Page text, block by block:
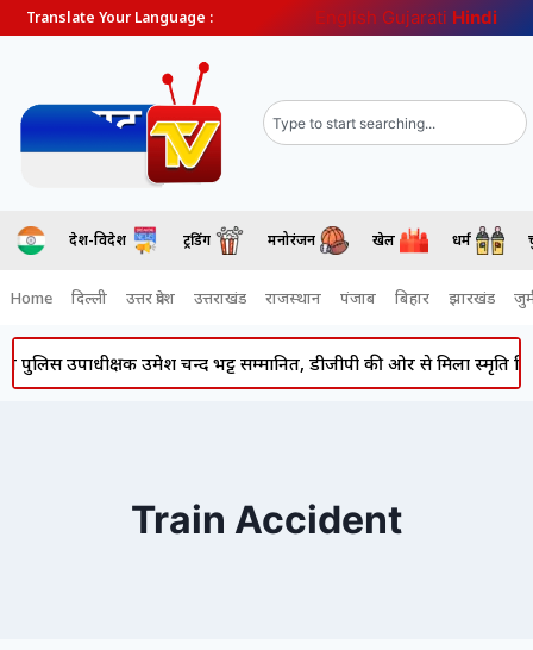
Translate Your Language : English Gujarati Hindi
देश-विदेश ट्रेंडिंग मनोरंजन खेल धर्म
Home दिल्ली उत्तर प्रदेश उत्तराखंड राजस्थान पंजाब बिहार झारखंड
उपाधीक्षक उमेश चन्द भट्ट सम्मानित, डीजीपी की ओर से मिला स्मृति चिह्न
Train Accident